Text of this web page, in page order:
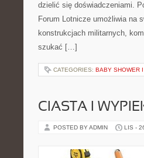
dzielić się doświadczeniami.
Forum Lotnicze umożliwia na
konstrukcjach militarnych,
szukać […]
CATEGORIES: BABY SHOWER
CIASTA I
POSTED BY ADMIN LIS -